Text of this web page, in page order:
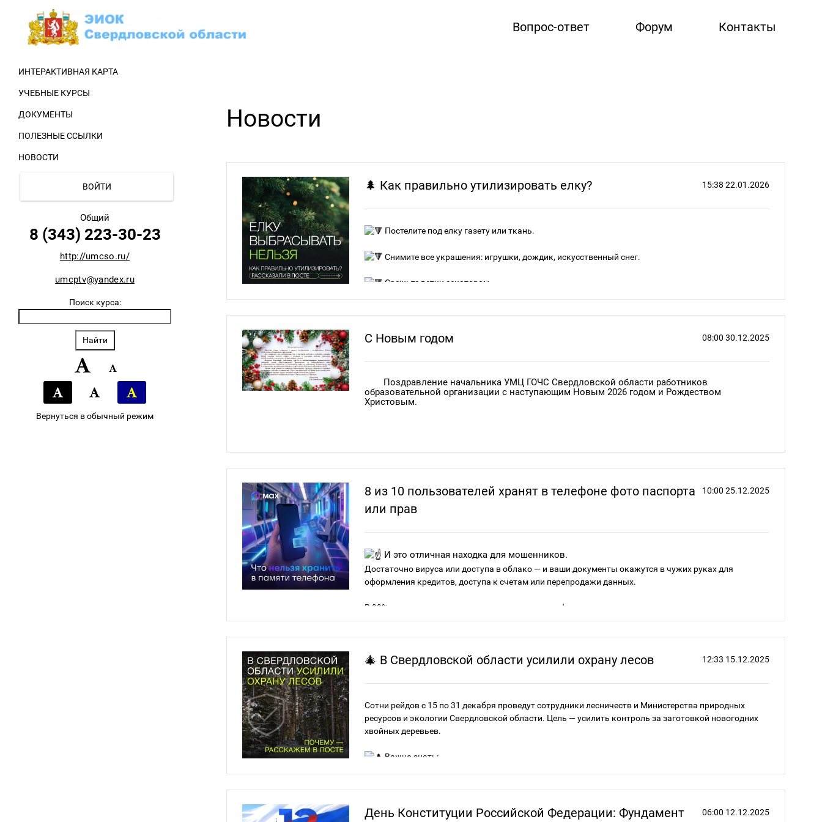
основному
содержанию
Вопрос-ответ Форум Контакты
ИНТЕРАКТИВНАЯ КАРТА
УЧЕБНЫЕ КУРСЫ
ДОКУМЕНТЫ
ПОЛЕЗНЫЕ ССЫЛКИ
НОВОСТИ
ВОЙТИ
Общий
8 (343) 223-30-23
http://umcso.ru/
umcptv@yandex.ru
Поиск курса:
Вернуться в обычный режим
Новости
15:38 22.01.2026
🌲 Как правильно утилизировать елку?
Постелите под елку газету или ткань.
Снимите все украшения: игрушки, дождик, искусственный снег.
Срежьте ветки секатором.
Куда отнести?
Сдайте елку в пункт приема «Елковорот», сделать это можно с 10 января по 15 февраля.
Точку приема в вашем городе можно найти на официальном сайте:
движениеэкосистема.рф/elkovorot
08:00 30.12.2025
С Новым годом
Поздравление начальника УМЦ ГОЧС Свердловской области работников
образовательной организации с наступающим Новым 2026 годом и Рождеством
Христовым.
10:00 25.12.2025
8 из 10 пользователей хранят в телефоне фото паспорта
или прав
И это отличная находка для мошенников.
Достаточно вируса или доступа в облако — и ваши документы окажутся в чужих руках для
оформления кредитов, доступа к счетам или перепродажи данных.
В 99% случаев, если в интернете или чате просят фото паспорта или карты — это мошенники.
• фото и сканы паспорта, особенно вместе с сэлфи,
• СНИЛС и ИНН,
• фото банковских карт.
Для быстрого доступа к личным документам без риска используйте MAX. В разделе «Цифровой ID»
можно безопасно получить доступ к документам из «Госуслуг»: паспорту, правам, СНИЛС, ИНН и
Пользуйтесь только проверенными сервисами.
Центр безопасности MAX
12:33 15.12.2025
🎄 В Свердловской области усилили охрану лесов
Сотни рейдов с 15 по 31 декабря проведут сотрудники лесничеств и Министерства природных
ресурсов и экологии Свердловской области. Цель — усилить контроль за заготовкой новогодних
хвойных деревьев.
Важно знать:
Обратитесь в ближайшее лесничество
06:00 12.12.2025
День Конституции Российской Федерации: Фундамент